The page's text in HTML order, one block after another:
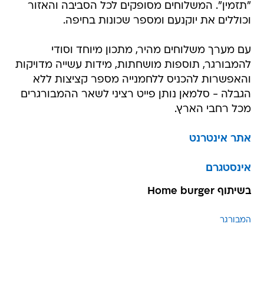
"תזמין". המשלוחים מסופקים לכל הסביבה והאזור
וכוללים את יוקנעם ומספר שכונות בחיפה.
עם מערך משלוחים מהיר, מתכון מיוחד וסודי
להמבורגר, תוספות מושחתות, מידות עשייה מדויקות
והאפשרות להכניס ללחמנייה מספר קציצות ללא
הגבלה - סלמאן נותן פייט רציני לשאר ההמבורגרים
מכל רחבי הארץ.
אתר אינטרנט
אינסטגרם
בשיתוף Home burger
המבורגר